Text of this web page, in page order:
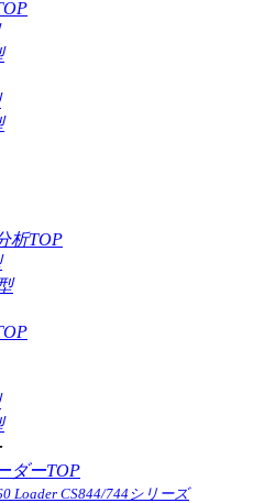
析TOP
ダーTOP
Loader CS844/744シリーズ